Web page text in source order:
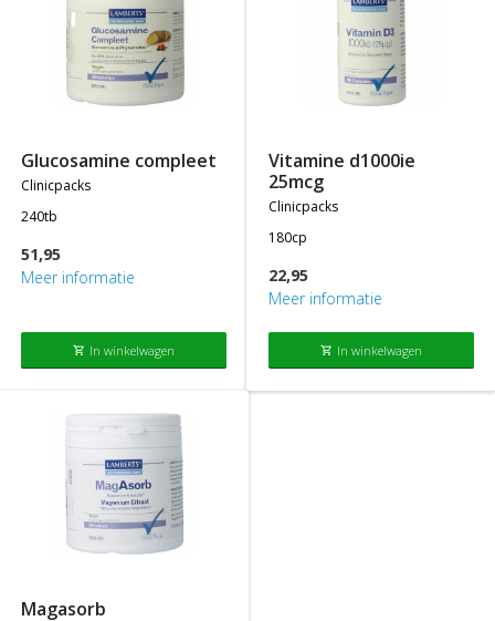
glucosamine compleet
clinicpacks
240tb
51,95
Meer informatie
shopping_cart In winkelwagen
vitamine d1000ie
25mcg
clinicpacks
180cp
22,95
Meer informatie
shopping_cart In winkelwagen
magasorb